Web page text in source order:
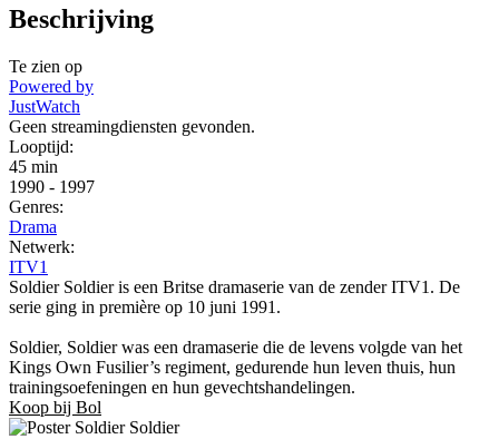
Beschrijving
Te zien op
Powered by
JustWatch
Geen streamingdiensten gevonden.
Looptijd:
45 min
1990 - 1997
Genres:
Drama
Netwerk:
ITV1
Soldier Soldier is een Britse dramaserie van de zender ITV1. De
serie ging in première op 10 juni 1991.
Soldier, Soldier was een dramaserie die de levens volgde van het
Kings Own Fusilier’s regiment, gedurende hun leven thuis, hun
trainingsoefeningen en hun gevechtshandelingen.
Koop bij Bol